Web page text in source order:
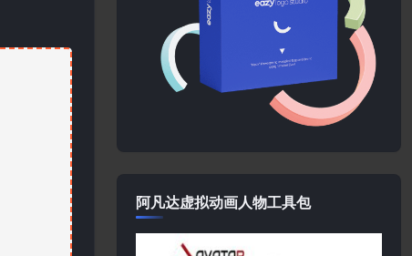
阿凡达虚拟动画人物工具包